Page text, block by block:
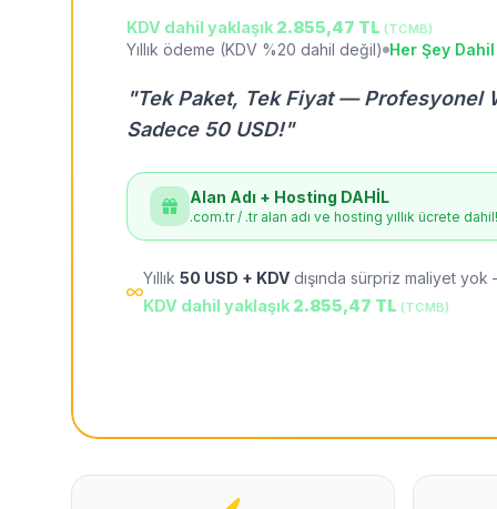
KDV dahil yaklaşık 2.855,47 TL (TCMB)
Yıllık ödeme (KDV %20 dahil değil) Her Şey Dahil
"Tek Paket, Tek Fiyat — Profesyonel
Sadece 50 USD!"
Alan Adı + Hosting DAHİL
.com.tr / .tr alan adı ve hosting yıllık ücrete dahil!
Yıllık 50 USD + KDV dışında sürpriz maliyet
KDV dahil yaklaşık 2.855,47 TL (TCMB)